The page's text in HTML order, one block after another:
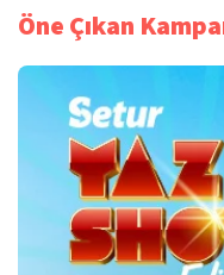
Öne Çıkan